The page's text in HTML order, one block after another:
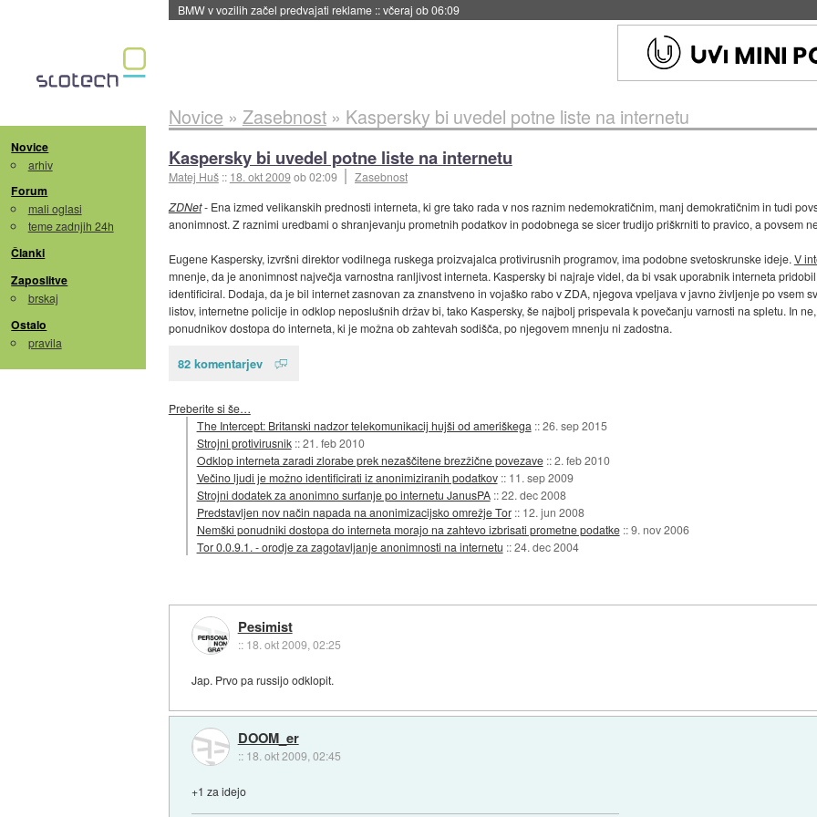
BMW v vozilih začel predvajati reklame ::včeraj ob 06:09
Novice
arhiv
Forum
mali oglasi
teme zadnjih 24h
Članki
Zaposlitve
brskaj
Ostalo
pravila
Novice » Zasebnost» Kaspersky bi uvedel potne liste na internetu
Kaspersky bi uvedel potne liste na internetu
Matej Huš :: 18. okt 2009ob 02:09
Zasebnost
ZDNet- Ena izmed velikanskih prednosti interneta, ki gre tako rada v nos raznim nedemokratičnim, manj demokratičnim in tudi
anonimnost. Z raznimi uredbami o shranjevanju prometnih podatkov in podobnega se sicer trudijo priškrniti to pravico, a povsem
Eugene Kaspersky, izvršni direktor vodilnega ruskega proizvajalca protivirusnih programov, ima podobne svetoskrunske ideje. V
mnenje, da je anonimnost največja varnostna ranljivost interneta. Kaspersky bi najraje videl, da bi vsak uporabnik interneta
identificiral. Dodaja, da je bil internet zasnovan za znanstveno in vojaško rabo v ZDA, njegova vpeljava v javno življenje po vsem
listov, internetne policije in odklop neposlušnih držav bi, tako Kaspersky, še najbolj prispevala k povečanju varnosti na spletu. In
ponudnikov dostopa do interneta, ki je možna ob zahtevah sodišča, po njegovem mnenju ni zadostna.
82 komentarjev
Preberite si še…
The Intercept: Britanski nadzor telekomunikacij hujši od ameriškega ::26. sep 2015
Strojni protivirusnik ::21. feb 2010
Odklop interneta zaradi zlorabe prek nezaščitene brezžične povezave ::2. feb 2010
Večino ljudi je možno identificirati iz anonimiziranih podatkov :: 11. sep 2009
Strojni dodatek za anonimno surfanje po internetu JanusPA ::22. dec 2008
Predstavljen nov način napada na anonimizacijsko omrežje Tor :: 12. jun 2008
Nemški ponudniki dostopa do interneta morajo na zahtevo izbrisati prometne podatke ::9. nov 2006
Tor 0.0.9.1. - orodje za zagotavljanje anonimnosti na internetu ::24. dec 2004
Pesimist
:: 18. okt 2009, 02:25
Jap. Prvo pa russijo odklopit.
DOOM_er
:: 18. okt 2009, 02:45
+1 za idejo